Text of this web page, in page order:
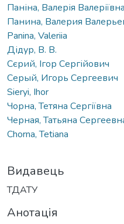
Паніна, Валерія Валеріївна
Панина, Валерия
Panina, Valeriia
Дідур, В. В.
Сєрий, Ігор Сергійович
Серый, Игорь Сергеевич
Sieryi, Ihor
Чорна, Тетяна Сергіївна
Черная, Татьяна
Chorna, Tetiana
Видавець
ТДАТУ
Анотація